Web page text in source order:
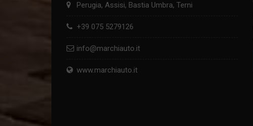
Perugia, Assisi, Bastia Umbra, Terni
+39 075 5279126
info@marchiauto.it
www.marchiauto.it